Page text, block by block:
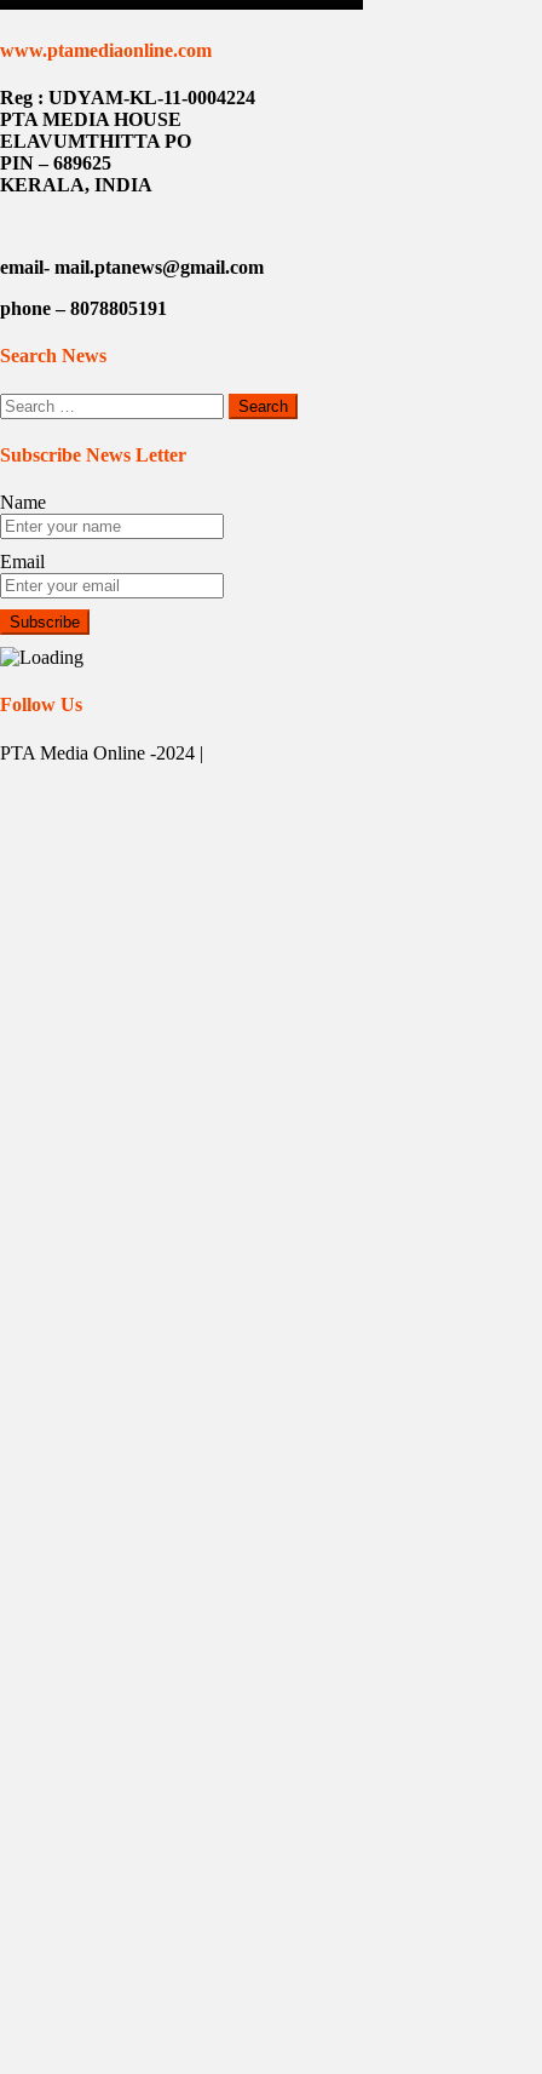
www.ptamediaonline.com
Reg : UDYAM-KL-11-0004224
PTA MEDIA HOUSE
ELAVUMTHITTA PO
PIN – 689625
KERALA, INDIA
email- mail.ptanews@gmail.com
phone – 8078805191
Search News
Search
for:
Subscribe News Letter
Name
Email
Follow Us
PTA Media Online -2024 |